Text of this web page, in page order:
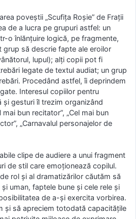
poveștii „Scufița Roșie” de Frații
de a lucra pe grupuri astfel: un
o înlănțuire logică, pe fragmente,
grup să descrie fapte ale eroilor
lupul); alți copii pot fi
legate de textul audiat; un grup
Procedând astfel, îi deprindem
Interesul copiilor pentru
gesturi îl trezim organizând
bun recitator”, „Cel mai bun
„Carnavalul personajelor de
clipe de audiere a unui fragment
de stil care emoționează copilul.
rol și al dramatizărilor căutăm să
uman, faptele bune și cele rele și
de a-și exercita vorbirea.
și să apreciem totodată capacitățile